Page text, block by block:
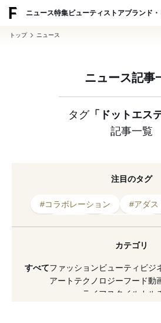
ニュース特集ビューティ ストアブランド・
トップ ニュース
ニュース記事
タグ「ドットエス
記事一覧
注目のタグ
#コラボレーション #アダス
#2022年発売
#芸能人
#フォーエバー 21
カテゴリ
すべてファッションビューティ ビジ
アート テクノロジーフード動
ライフスタイル
カル